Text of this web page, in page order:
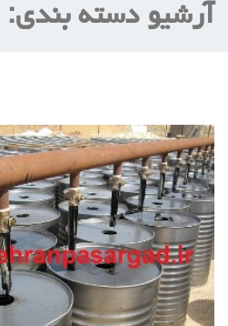
آرشیو دسته بندی: